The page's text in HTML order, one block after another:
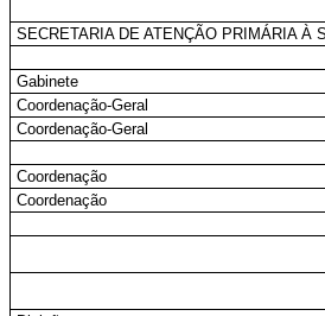
SECRETARIA DE ATENÇÃO PRIMÁRIA À
Gabinete
Coordenação-Geral
Coordenação-Geral
Coordenação
Coordenação